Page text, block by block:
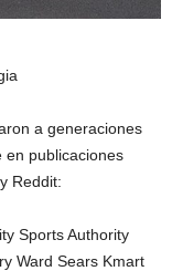
a generaciones
en publicaciones
Reddit:
Sports Authority
Ward Sears Kmart